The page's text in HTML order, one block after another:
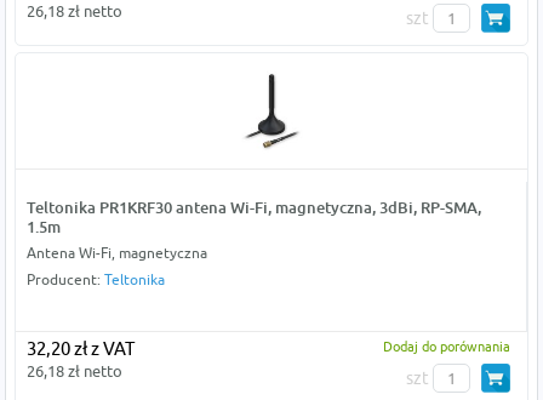
26,18 zł netto szt
Teltonika PR1KRF30 antena Wi-Fi, magnetyczna, 3dBi, RP-SMA,
1.5m
Antena Wi-Fi, magnetyczna
Producent: Teltonika
32,20 zł z VAT
26,18 zł netto
Dodaj do porównania
szt